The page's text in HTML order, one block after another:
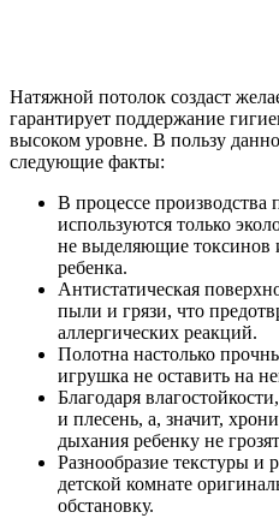
Натяжной потолок создаст
гарантирует поддержание
высоком уровне. В пользу
следующие факты:
В процессе производства
используются только
не выделяющие токсинов
ребенка.
Антистатическая
пыли и грязи, что
аллергических реакций.
Полотна настолько
игрушка не оставить на
Благодаря
и плесень, а, значит,
дыхания ребенку не
Разнообразие текстуры и
детской комнате
обстановку.